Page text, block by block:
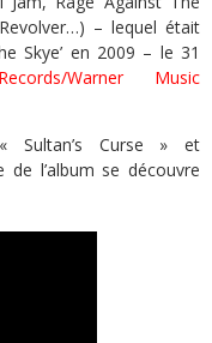
– lequel était
Skye’ en 2009 – le 31
Warner Music
Sultan’s Curse » et
de l’album se découvre